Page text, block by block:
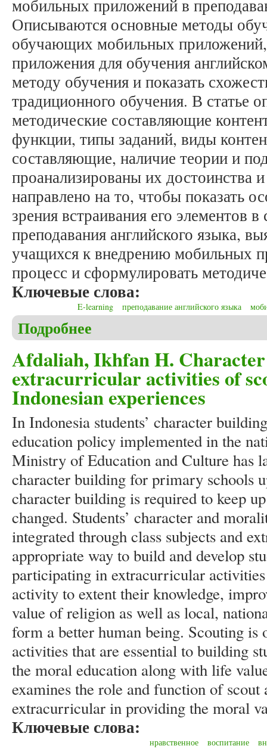
мобильных приложений в
Описываются основные методы
обучающих мобильных приложений,
приложения для обучения
методу обучения и показать
традиционного обучения. В статье
методические составляющие
функции, типы заданий, виды
составляющие, наличие теории и
проанализированы их достоинства
направлено на то, чтобы показать
зрения встраивания его элементов
преподавания английского языка,
учащихся к внедрению мобильных
процесс и сформулировать
Ключевые слова:
E-learning преподавание английского языка
Подробнее
Afdaliah, Ikhfan H.
extracurricular activities of
Indonesian experiences
In Indonesia students’ character
education policy implemented in the
Ministry of Education and Culture has
character building for primary schools
character building is required to keep
changed. Students’ character and
integrated through class subjects and
appropriate way to build and develop
participating in extracurricular
activity to extent their knowledge,
value of religion as well as local,
form a better human being. Scouting is
activities that are essential to building
the moral education along with life
examines the role and function of scout
extracurricular in providing the moral
Ключевые слова:
нравственное воспитание